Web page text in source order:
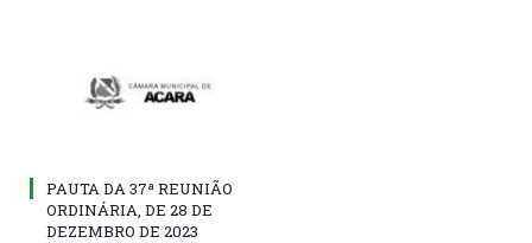
PAUTA DA 37ª REUNIÃO
ORDINÁRIA, DE 28 DE
DEZEMBRO DE 2023